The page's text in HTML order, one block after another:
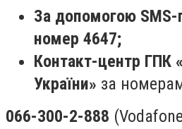
За допомогою
номер 4647;
Контакт-центр ГПК
України» за
066-300-2-888